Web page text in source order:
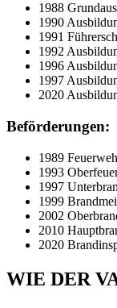
1988
1990
1991
1992
1996
1997
2020
Beförderungen:
1989
1993
1997
1999
2002
2010
2020
WIE DER